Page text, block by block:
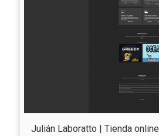
Julián Laboratto | Tienda online